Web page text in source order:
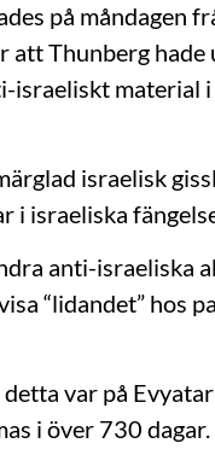
på måndagen
att Thunberg hade
israeliskt material i
israelisk
i israeliska
anti-israeliska
“lidandet” hos
var på
i över 730